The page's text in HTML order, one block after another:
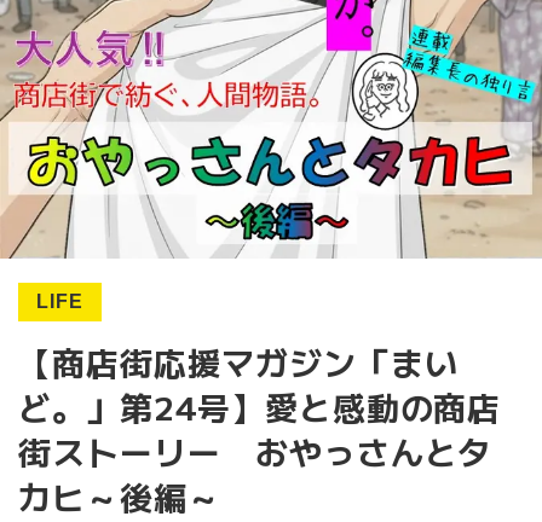
LIFE
【商店街応援マガジン「まい
ど。」第24号】愛と感動の商店
街ストーリー おやっさんとタ
カヒ～後編～